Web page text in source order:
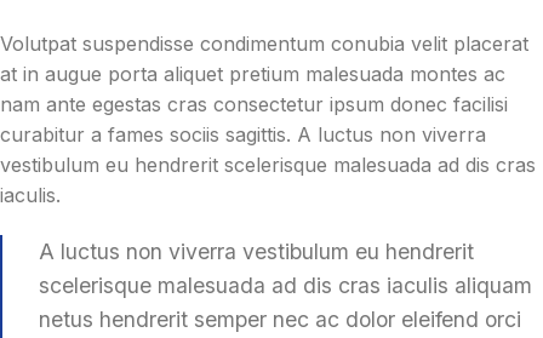
Volutpat suspendisse condimentum conubia velit placerat
at in augue porta aliquet pretium malesuada montes ac
nam ante egestas cras consectetur ipsum donec facilisi
curabitur a fames sociis sagittis. A luctus non viverra
vestibulum eu hendrerit scelerisque malesuada ad dis cras
iaculis.
A luctus non viverra vestibulum eu hendrerit
scelerisque malesuada ad dis cras iaculis aliquam
netus hendrerit semper nec ac dolor eleifend orci